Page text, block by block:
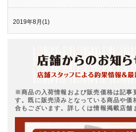
2019年8月(1)
※商品の入荷情報および販売価格は記事
す。既に販売済みとなっている商品や価
合もございます。詳しくは情報掲載店舗